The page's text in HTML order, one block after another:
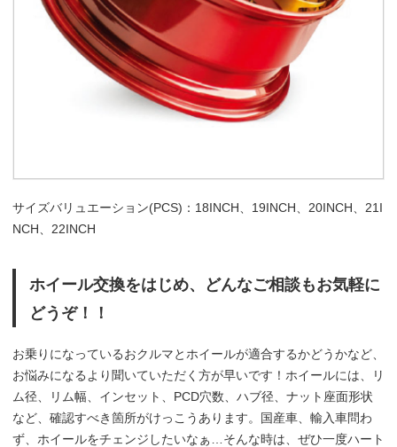
サイズバリュエーション(PCS)：18INCH、19INCH、20INCH、21I
NCH、22INCH
ホイール交換をはじめ、どんなご相談もお気軽に
どうぞ！！
お乗りになっているおクルマとホイールが適合するかどうかなど、
お悩みになるより聞いていただく方が早いです！ホイールには、リ
ム径、リム幅、インセット、PCD穴数、ハブ径、ナット座面形状
など、確認すべき箇所がけっこうあります。国産車、輸入車問わ
ず、ホイールをチェンジしたいなぁ…そんな時は、ぜひ一度ハート